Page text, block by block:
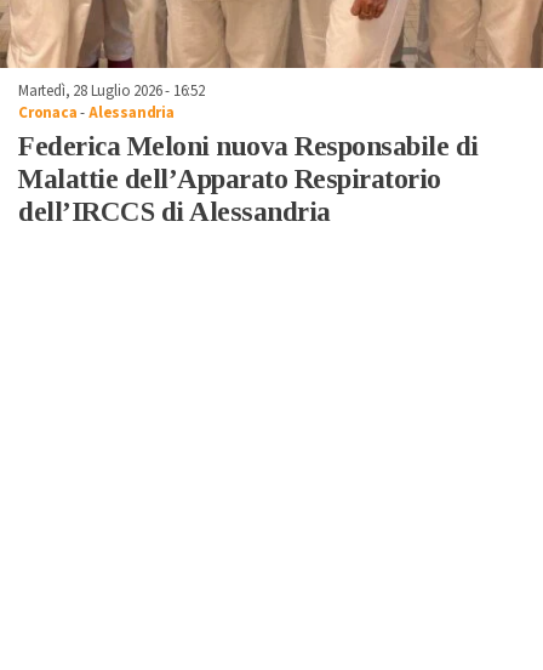
Martedì, 28 Luglio 2026 - 16:52
Cronaca-Alessandria
Federica Meloni nuova Responsabile di
Malattie dell’Apparato Respiratorio
dell’IRCCS di Alessandria